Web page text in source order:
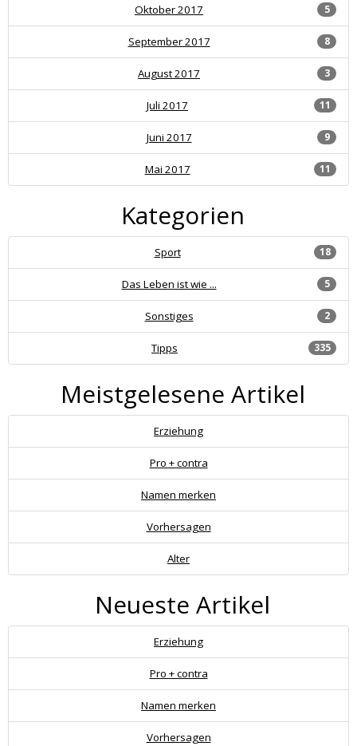
5
Oktober 2017
8
September 2017
3
August 2017
11
Juli 2017
9
Juni 2017
11
Mai 2017
Kategorien
18
Sport
5
Das Leben ist wie ...
2
Sonstiges
335
Tipps
Meistgelesene Artikel
Erziehung
Pro + contra
Namen merken
Vorhersagen
Alter
Neueste Artikel
Erziehung
Pro + contra
Namen merken
Vorhersagen